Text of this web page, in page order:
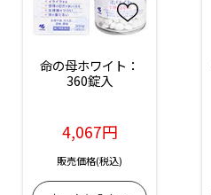
命の母ホワイト：
360錠入
4,067円
販売価格(税込)